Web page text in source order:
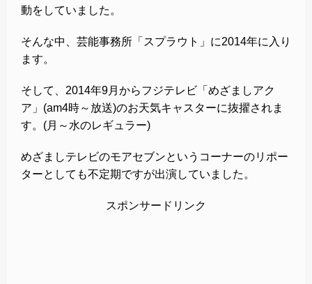
動をしていました。
そんな中、芸能事務所「スプラウト」に2014年に入り
ます。
そして、2014年9月からフジテレビ「めざましアク
ア」(am4時～放送)のお天気キャスターに抜擢されま
す。(月～水のレギュラー)
めざましテレビのモアセブンというコーナーのリポー
ターとしても不定期ですが出演していました。
スポンサードリンク